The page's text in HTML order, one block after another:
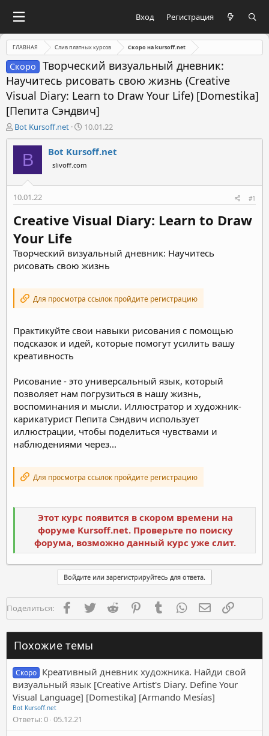
Вход Регистрация
ГЛАВНАЯ Слив платных курсов Скоро на kursoff.net
Скоро
Творческий визуальный дневник:
Научитесь рисовать свою жизнь (Creative
Visual Diary: Learn to Draw Your Life) [Domestika]
[Пепита Сэндвич]
А
в
т
м
Bot Kursoff.net
Д
а
т
а
н
а
а
10.01.22
B Bot Kursoff.net
slivoff.com
10.01.22 #1
Creative Visual Diary: Learn to Draw
Your Life
Творческий визуальный дневник: Научитесь
рисовать свою жизнь
Для просмотра ссылок пройдите регистрацию
Практикуйте свои навыки рисования с помощью
подсказок и идей, которые помогут усилить вашу
креативность
Рисование - это универсальный язык, который
позволяет нам погрузиться в нашу жизнь,
воспоминания и мысли. Иллюстратор и художник-
карикатурист Пепита Сэндвич использует
иллюстрации, чтобы поделиться чувствами и
наблюдениями через...
Для просмотра ссылок пройдите регистрацию
Этот курс появится в скором времени на
форуме Kursoff.net. Проверьте по поиску
форума, возможно данный курс уже слит.
Войдите или зарегистрируйтесь для ответа.
Поделиться: FacebookTwitter Reddit PinterestTumblr WhatsAppЭлектронная
Похожие темы
Скоро Креативный дневник художника. Найди свой
визуальный язык [Creative Artist's Diary. Define Your
Visual Language] [Domestika] [Armando Mesías]
Bot Kursoff.net
Ответы 0 05.12.21